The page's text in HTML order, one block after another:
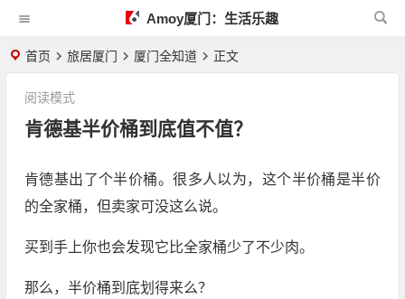
Amoy厦门：生活乐趣
首页 旅居厦门 厦门全知道 正文
肯德基半价桶到底值不值？
阅读模式
肯德基出了个半价桶。很多人以为，这个半价桶是半价
的全家桶，但卖家可没这么说。
买到手上你也会发现它比全家桶少了不少肉。
那么，半价桶到底划得来么？